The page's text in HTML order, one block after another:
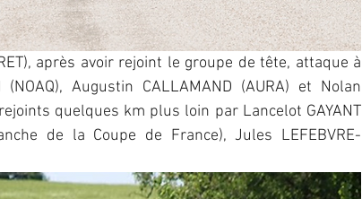
après avoir rejoint le groupe de tête, attaque à
Augustin CALLAMAND (AURA) et Nolan
quelques km plus loin par Lancelot GAYANT
de la Coupe de France), Jules LEFEBVRE-